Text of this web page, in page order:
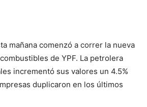
mañana comenzó a correr la nueva
de YPF. La petrolera
incrementó sus valores un 4.5%
duplicaron en los últimos